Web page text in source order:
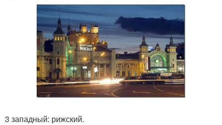
3 западный: рижский.